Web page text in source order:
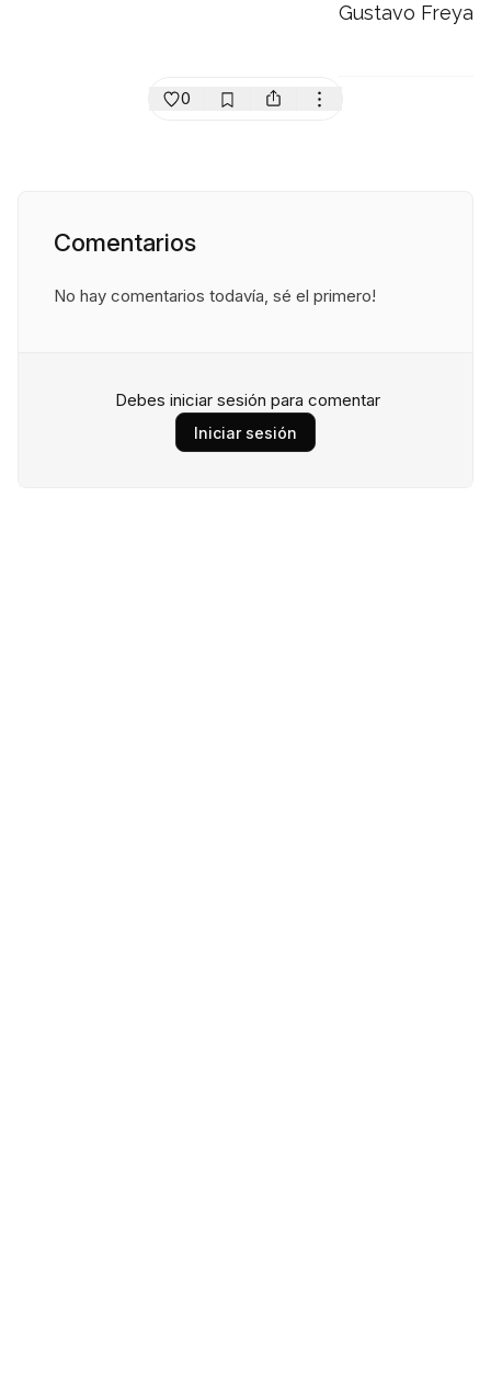
Gustavo Freya
0
Comentarios
No hay comentarios todavía, sé el primero!
Debes iniciar sesión para comentar
Iniciar sesión